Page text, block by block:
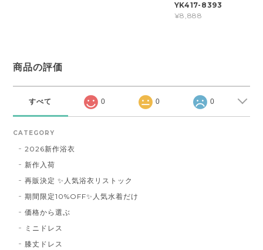
YK417-8393
¥8,888
商品の評価
すべて 0 0 0
CATEGORY
2026新作浴衣
新作入荷
再販決定 ✨人気浴衣リストック
期間限定10%OFF✨人気水着だけ
価格から選ぶ
ミニドレス
膝丈ドレス